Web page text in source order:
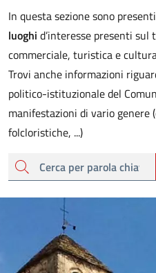
In questa sezione sono
luoghi d’interesse presenti
commerciale, turistica e
Trovi anche informazioni
politico-istituzionale del
manifestazioni di vario genere
folcloristiche, ...)
cerca